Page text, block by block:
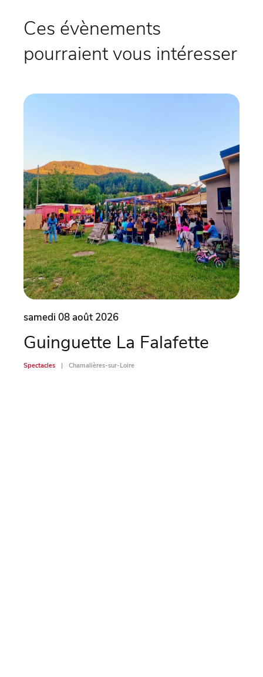
Ces évènements
pourraient vous intéresser
samedi 08 août 2026
Guinguette La Falafette
Spectacles Chamalières-sur-Loire